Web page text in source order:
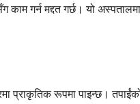
काम गर्न मद्दत गर्छ। यो
रूपमा पाइन्छ।